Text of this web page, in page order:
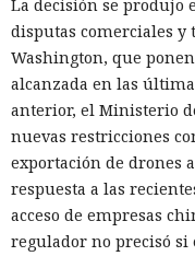
La decisión se produjo
disputas comerciales y
Washington, que
alcanzada en las
anterior, el Ministerio
nuevas restricciones
exportación de drones
respuesta a las
acceso de empresas
regulador no precisó si